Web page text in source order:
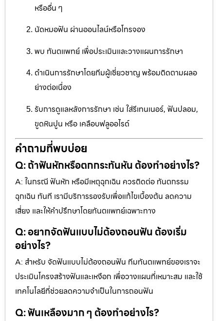
หรืออื่น ๆ
นัดหมอฟัน ผ่านออนไลน์หรือโทรจอง
พบ ทันตแพทย์ เพื่อประเมินและวางแผนการรักษา
ดำเนินการรักษาโดยทีมผู้เชี่ยวชาญ พร้อมติดตามผลอ
ย่างต่อเนื่อง
รับการดูแลหลังการรักษา เช่น ใส่รีเทนเนอร์, ฟันปลอม,
ขูดหินปูน หรือ เคลือบฟลูออไรด์
คำถามที่พบบ่อย
Q: ถ้าฟันหักหรือตกกระทันหัน ต้องทำอย่างไร?
A: ในกรณี ฟันหัก หรือมีเหตุฉุกเฉิน ควรติดต่อ ทันตกรรม
ฉุกเฉิน ทันที เรามีบริการรองรับเพื่อแก้ไขเบื้องต้น ลดความ
เสี่ยง และให้คำปรึกษาโดยทันตแพทย์เฉพาะทาง
Q: อยากจัดฟันแบบไม่ต้องถอนฟัน ต้องเริ่ม
อย่างไร?
A: สำหรับ จัดฟันแบบไม่ต้องถอนฟัน ทีมทันตแพทย์ของเราจะ
ประเมินโครงสร้างฟันและเหงือก เพื่อวางแผนที่เหมาะสม และใช้
เทคโนโลยีที่ช่วยลดความจำเป็นในการถอนฟัน
Q: ฟันเหลืองมาก ๆ ต้องทำอย่างไร?